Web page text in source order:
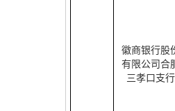
徽商银行股
有限公司合
三孝口支行